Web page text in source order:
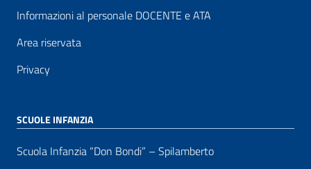
Informazioni al personale DOCENTE e ATA
Area riservata
Privacy
SCUOLE INFANZIA
Scuola Infanzia “Don Bondi” – Spilamberto